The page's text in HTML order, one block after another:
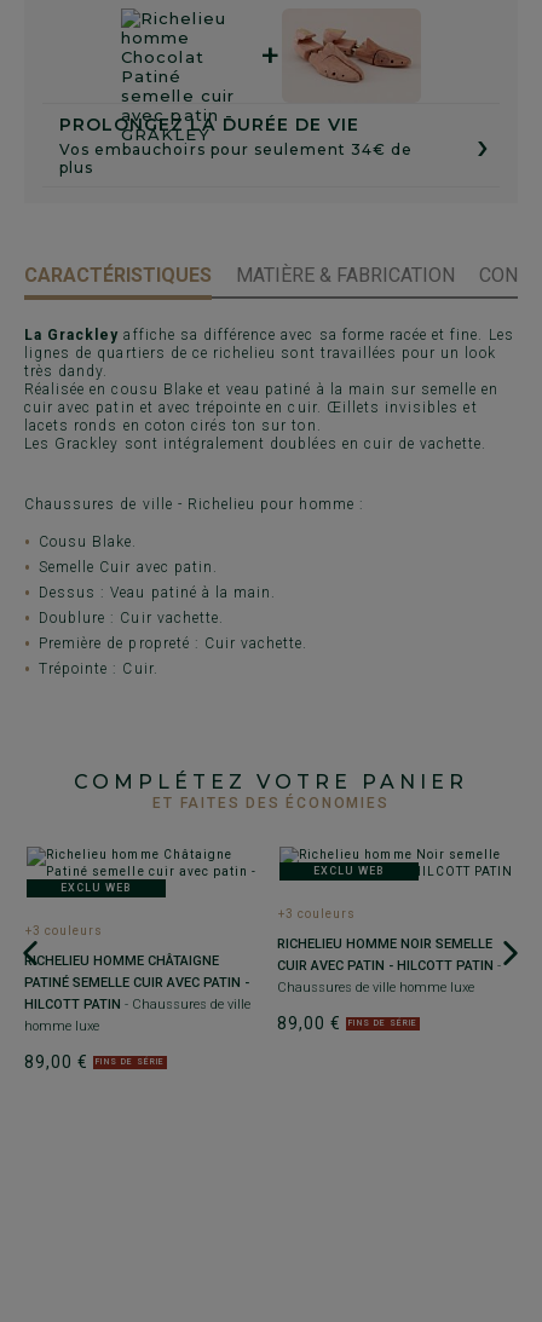
PROLONGEZ LA DURÉE DE VIE
Vos embauchoirs pour seulement 34€ de
plus
›
+
CARACTÉRISTIQUES MATIÈRE & FABRICATION
La Grackley affiche sa différence avec sa forme racée et fine. Les
lignes de quartiers de ce richelieu sont travaillées pour un look
très dandy.
Réalisée en cousu Blake et veau patiné à la main sur semelle en
cuir avec patin et avec trépointe en cuir. Œillets invisibles et
lacets ronds en coton cirés ton sur ton.
Les Grackley sont intégralement doublées en cuir de vachette.
Chaussures de ville - Richelieu pour homme :
Cousu Blake.
Semelle Cuir avec patin.
Dessus : Veau patiné à la main.
Doublure : Cuir vachette.
Première de propreté : Cuir vachette.
Trépointe : Cuir.
COMPLÉTEZ VOTRE PANIER
ET FAITES DES ÉCONOMIES
EXCLU WEB
+3 couleurs
RICHELIEU HOMME CHÂTAIGNE
PATINÉ SEMELLE CUIR AVEC PATIN -
HILCOTT PATIN - Chaussures de ville
homme luxe
89,00 € FINS DE SÉRIE
EXCLU WEB
+3 couleurs
RICHELIEU HOMME NOIR SEMELLE
CUIR AVEC PATIN - HILCOTT PATIN -
Chaussures de ville homme luxe
89,00 € FINS DE SÉRIE